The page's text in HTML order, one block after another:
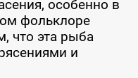
особенно в
фольклоре
что эта рыба
и